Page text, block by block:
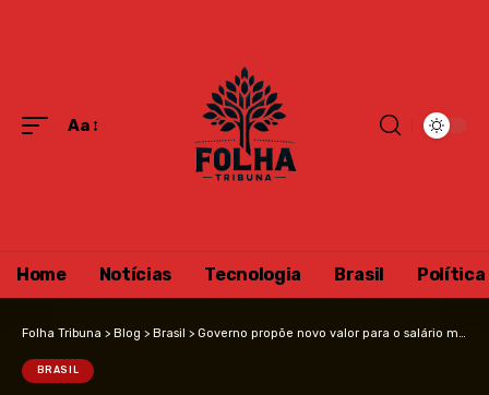
Aa
Home Notícias Tecnologia Brasil Política
Folha Tribuna > Blog > Brasil > Governo propõe novo valor para o salário mínimo em 2026: o impacto no orçamento familiar e na economia
BRASIL